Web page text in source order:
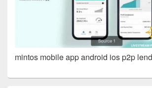
mintos mobile app android ios p2p